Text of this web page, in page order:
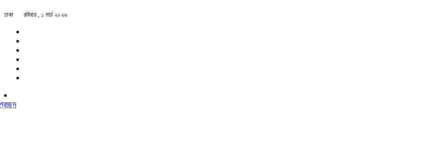
ঢাকা রবিবার , ১ মার্চ ২০২৬